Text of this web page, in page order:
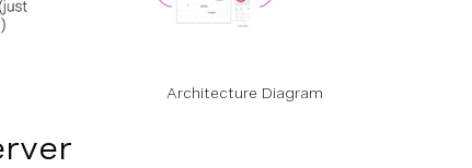
Architecture Diagram